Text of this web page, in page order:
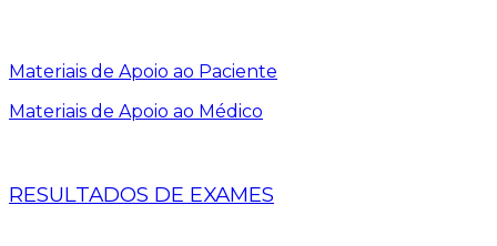
Materiais de Apoio ao Paciente
Materiais de Apoio ao Médico
RESULTADOS DE EXAMES